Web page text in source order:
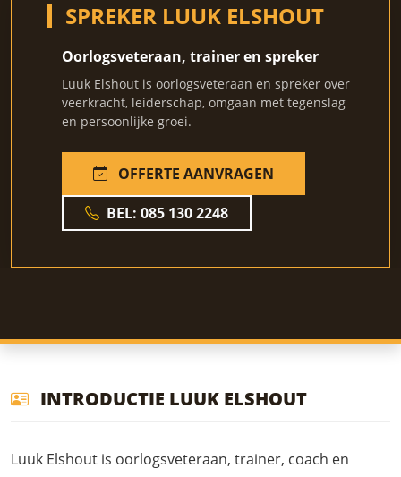
SPREKER LUUK ELSHOUT
Oorlogsveteraan, trainer en spreker
Luuk Elshout is oorlogsveteraan en spreker over
veerkracht, leiderschap, omgaan met tegenslag
en persoonlijke groei.
OFFERTE AANVRAGEN
BEL: 085 130 2248
INTRODUCTIE LUUK ELSHOUT
Luuk Elshout is oorlogsveteraan, trainer, coach en